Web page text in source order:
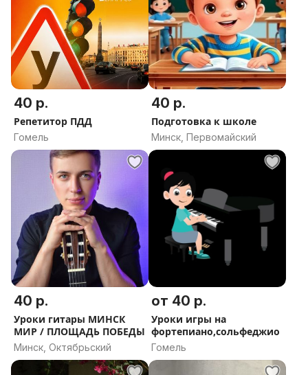
40 р.
Репетитор ПДД
Гомель
40 р.
Подготовка к школе
Минск, Первомайский
40 р.
Уроки гитары МИНСК
МИР / ПЛОЩАДЬ ПОБЕДЫ
Минск, Октябрьский
от 40 р.
Уроки игры на
фортепиано,сольфеджио
Гомель